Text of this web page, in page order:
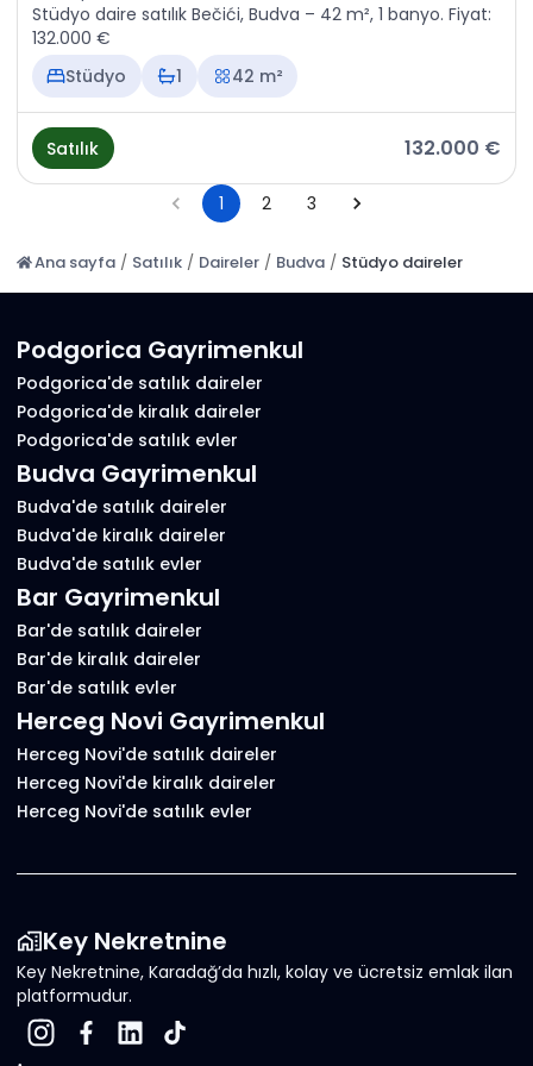
Stüdyo daire satılık Bečići, Budva – 42 m², 1 banyo. Fiyat:
132.000 €
Stüdyo
1 42 m²
Satılık 132.000 €
1 2 3
Ana sayfa / Satılık / Daireler / Budva / Stüdyo daireler
Podgorica Gayrimenkul
Podgorica'de satılık daireler
Podgorica'de kiralık daireler
Podgorica'de satılık evler
Budva Gayrimenkul
Budva'de satılık daireler
Budva'de kiralık daireler
Budva'de satılık evler
Bar Gayrimenkul
Bar'de satılık daireler
Bar'de kiralık daireler
Bar'de satılık evler
Herceg Novi Gayrimenkul
Herceg Novi'de satılık daireler
Herceg Novi'de kiralık daireler
Herceg Novi'de satılık evler
Key Nekretnine
Key Nekretnine, Karadağ’da hızlı, kolay ve ücretsiz emlak ilan
platformudur.